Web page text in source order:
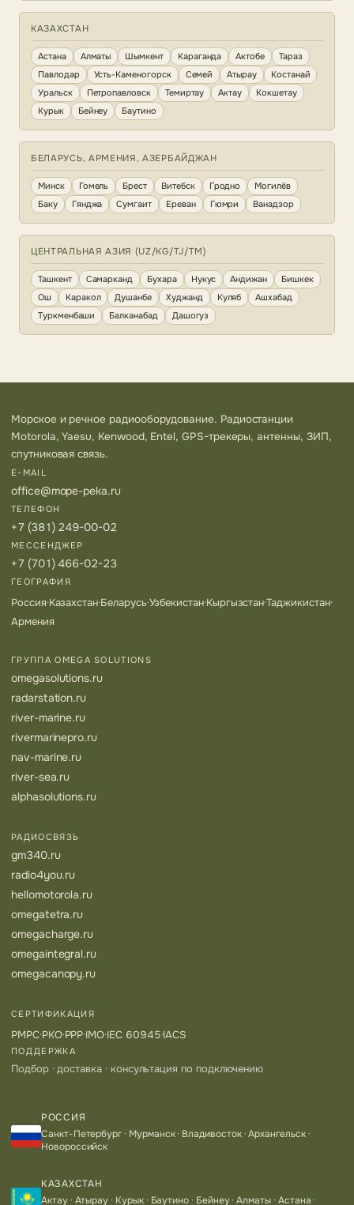
КАЗАХСТАН
Астана Алматы Шымкент Караганда Актобе
Тараз
Павлодар
Усть-Каменогорск Семей Атырау
Костанай
Уральск
Петропавловск Темиртау Актау
Кокшетау
Курык
Бейнеу Баутино
БЕЛАРУСЬ, АРМЕНИЯ, АЗЕРБАЙДЖАН
Минск Гомель Брест Витебск Гродно
Могилёв
Баку
Гянджа Сумгаит Ереван Гюмри Ванадзор
ЦЕНТРАЛЬНАЯ АЗИЯ (UZ/KG/TJ/TM)
Ташкент Самарканд Бухара Нукус Андижан
Бишкек
Ош
Каракол Душанбе Худжанд Куляб
Ашхабад
Туркменбаши
Балканабад Дашогуз
Морское и речное радиооборудование. Радиостанции
Motorola, Yaesu, Kenwood, Entel, GPS-трекеры, антенны, ЗИП,
спутниковая связь.
E-MAIL
office@mope-peka.ru
ТЕЛЕФОН
+7 (381) 249-00-02
МЕССЕНДЖЕР
+7 (701) 466-02-23
ГЕОГРАФИЯ
Россия·Казахстан·Беларусь·Узбекистан·Кыргызстан·Таджикистан·
Армения
ГРУППА OMEGA SOLUTIONS
omegasolutions.ru
radarstation.ru
river-marine.ru
rivermarinepro.ru
nav-marine.ru
river-sea.ru
alphasolutions.ru
РАДИОСВЯЗЬ
gm340.ru
radio4you.ru
hellomotorola.ru
omegatetra.ru
omegacharge.ru
omegaintegral.ru
omegacanopy.ru
СЕРТИФИКАЦИЯ
РМРС·РКО·РРР·IMO·IEC 60945·IACS
ПОДДЕРЖКА
Подбор · доставка · консультация по подключению
РОССИЯ
Санкт-Петербург · Мурманск · Владивосток · Архангельск ·
Новороссийск
КАЗАХСТАН
Актау · Атырау · Курык · Баутино · Бейнеу · Алматы · Астана ·